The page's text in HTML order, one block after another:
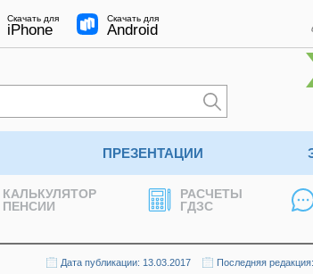
Скачать для
iPhone
Скачать для
Android
ПРЕЗЕНТАЦИИ
КАЛЬКУЛЯТОР
ПЕНСИИ
РАСЧЕТЫ
ГДЗС
Дата публикации: 13.03.2017 Последняя